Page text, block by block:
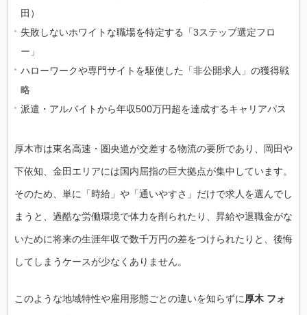
田）
失敗しないホワイトな職場を特定する「3ステップ選定フロ
ー」
ハローワークや専門サイトを駆使した「非公開求人」の獲得戦
略
派遣・アルバイトから年収500万円超を達成するキャリアパス
厚木市は東名高速・圏央道が交差する物流の要所であり、岡田や
下依知、金田エリアには国内屈指の巨大拠点が集中しています。
そのため、単に「時給」や「通いやすさ」だけで求人を選んでし
まうと、過酷な労働環境で体力を削られたり、昇給や退職金がな
いために将来の生涯年収で数千万円の差をつけられたりと、後悔
してしまうケースが少なくありません。
このような地域特性や雇用形態ごとの違いを知らずに厚木 フォ